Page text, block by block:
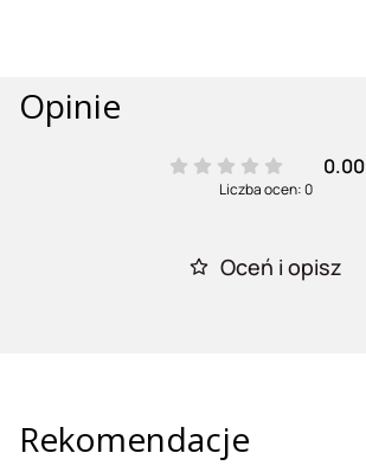
Opinie
0.00
Liczba ocen: 0
Oceń i opisz
Rekomendacje